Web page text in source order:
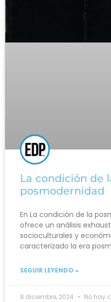
La condición de
posmodernidad
En La condición de la
ofrece un análisis
socioculturales y
caracterizado la era
SEGUIR LEYENDO »
9 diciembre, 2024 No hay